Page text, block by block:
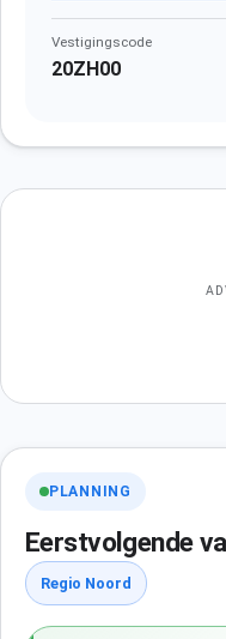
Vestigingscode
20ZH00
PLANNING
Eerstvolgende
Regio Noord